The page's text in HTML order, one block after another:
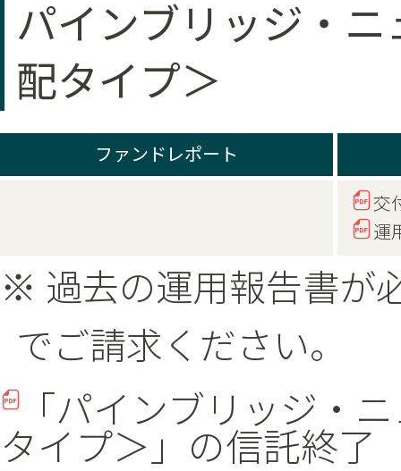
パインブリッジ・
配タイプ＞
ファンドレポート
交
運
※ 過去の運用報告書が
でご請求ください。
「パインブリッジ・
タイプ＞」の信託終了